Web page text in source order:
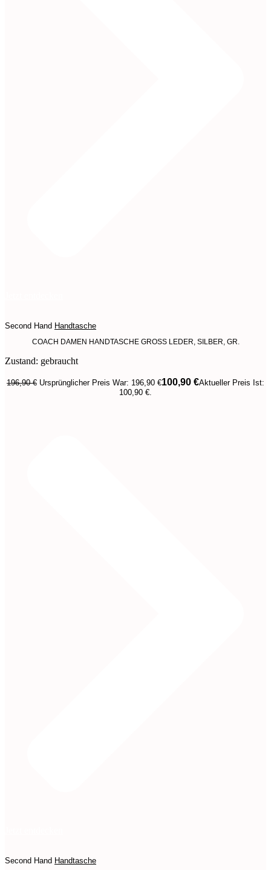
Second Hand Handtasche
COACH DAMEN HANDTASCHE GROSS LEDER, SILBER, GR.
Zustand: gebraucht
196,90€ Ursprünglicher Preis War: 196,90 €100,90 €Aktueller Preis Ist:
100,90 €.
Second Hand Handtasche